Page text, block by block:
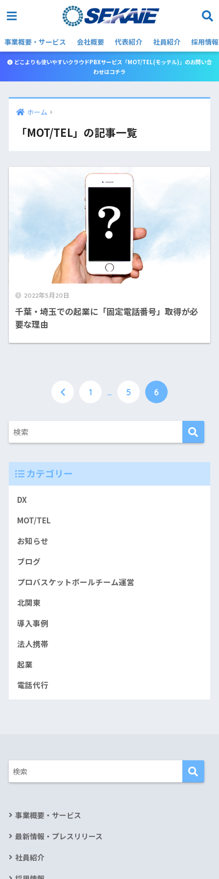
事業概要・サービス 会社概要 代表紹介 社員紹介 採用情報
どこよりも使いやすいクラウドPBXサービス「MOT/TEL(モッテル)」のお問い合
わせはコチラ
ホーム
「MOT/TEL」の記事一覧
2022年5月20日
千葉・埼玉での起業に「固定電話番号」取得が必
要な理由
1 … 5 6
カテゴリー
DX
MOT/TEL
お知らせ
ブログ
プロバスケットボールチーム運営
北関東
導入事例
法人携帯
起業
電話代行
事業概要・サービス
最新情報・プレスリリース
社員紹介